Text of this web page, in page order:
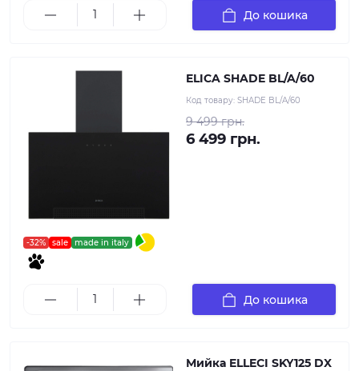
До кошика
-32% sale made in italy
ELICA SHADE BL/A/60
Код товару: SHADE BL/A/60
9 499 грн.
6 499 грн.
До кошика
Мийка ELLECI SKY125 DX